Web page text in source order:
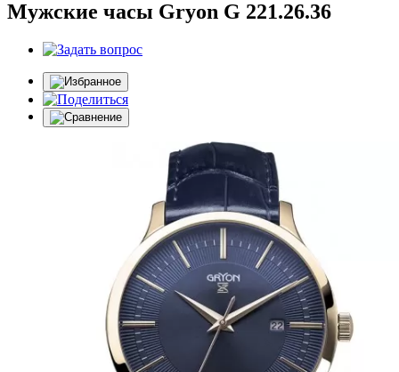
Мужские часы Gryon G 221.26.36